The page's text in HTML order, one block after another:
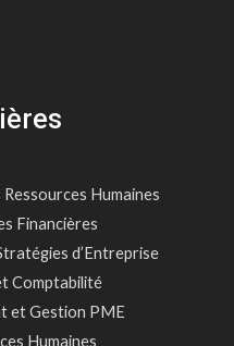
Humaines
Financières
d’Entreprise
Comptabilité
et Gestion PME
Humaines